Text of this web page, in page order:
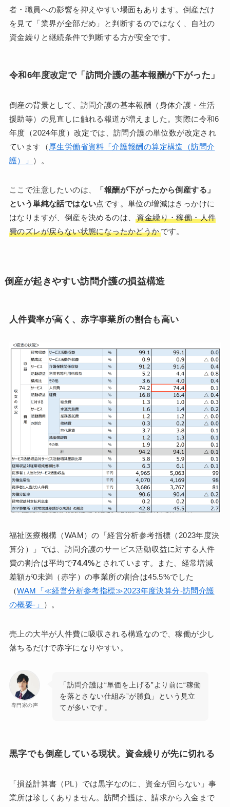
者・職員への影響を抑えやすい場面もあります。倒産だけ
を見て「業界が全部だめ」と判断するのではなく、自社の
資金繰りと継続条件で判断する方が安全です。
令和6年度改定で「訪問介護の基本報酬が下がった」
倒産の背景として、訪問介護の基本報酬（身体介護・生活
援助等）の見直しに触れる報道が増えました。実際に令和6
年度（2024年度）改定では、訪問介護の単位数が改定され
ています（厚生労働省資料「介護報酬の算定構造（訪問介
護）」
）。
ここで注意したいのは、
「報酬が下がったから倒産する」
という単純な話ではない点です。単位の増減はきっかけに
はなりますが、倒産を決めるのは、資金繰り・稼働・人件
費のズレが戻らない状態になったかどうかです。
倒産が起きやすい訪問介護の損益構造
人件費率が高く、赤字事業所の割合も高い
福祉医療機構（WAM）の「経営分析参考指標（2023年度決
算分）」では、訪問介護のサービス活動収益に対する人件
費の割合は平均で74.4%とされています。また、経常増減
差額が0未満（赤字）の事業所の割合は45.5%でした
（WAM「≪経営分析参考指標≫2023年度決算分-訪問介護
の概要-」
）。
売上の大半が人件費に吸収される構造なので、稼働が少し
落ちるだけで赤字になりやすい。
専門家の声
「訪問介護は“単価を上げる”より前に“稼働
を落とさない仕組み”が勝負」という見立
てが多いです。
黒字でも倒産している現状。資金繰りが先に切れる
「損益計算書（PL）では黒字なのに、資金が回らない」事
業所は珍しくありません。訪問介護は、請求から入金まで